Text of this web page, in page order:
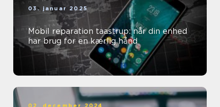
03. januar 2025
Mobil reparation taastrup: når din enhed
har brug for en kærlig hånd
02. december 2024